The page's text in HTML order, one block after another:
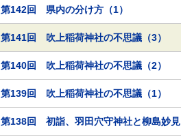
第142回 県内の分け方（1）
第141回 吹上稲荷神社の不思議（3）
第140回 吹上稲荷神社の不思議（2）
第139回 吹上稲荷神社の不思議（1）
第138回 初詣、羽田穴守神社と柳島妙見